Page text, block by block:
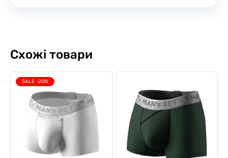
Схожі товари
SALE -20%